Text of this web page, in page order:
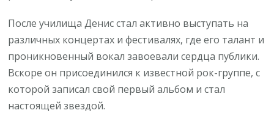
После училища Денис стал активно выступать на
различных концертах и фестивалях, где его талант и
проникновенный вокал завоевали сердца публики.
Вскоре он присоединился к известной рок-группе, с
которой записал свой первый альбом и стал
настоящей звездой.